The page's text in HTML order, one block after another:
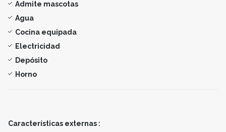
Admite mascotas
Agua
Cocina equipada
Electricidad
Depósito
Horno
Características externas :